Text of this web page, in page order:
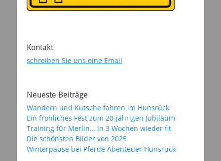
Kontakt
schreiben Sie uns eine Email
Neueste Beiträge
Wandern und Kutsche fahren im Hunsrück
Ein fröhliches Fest zum 20-jährigen Jubiläum
Training für Merlin… in 3 Wochen wieder fit
Die schönsten Bilder von 2025
Winterpause bei Pferde Abenteuer Hunsrück